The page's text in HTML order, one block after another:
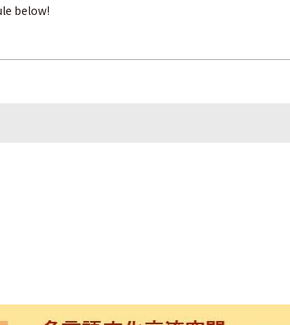
below!